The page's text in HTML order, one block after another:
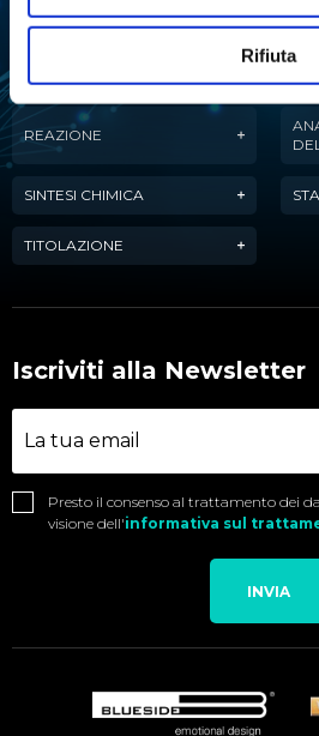
Rifiuta
REAZIONE
SINTESI CHIMICA
TITOLAZIONE
Iscriviti alla Newsletter
Presto il consenso al trattamento dei
visione dell'informativa sul
INVIA